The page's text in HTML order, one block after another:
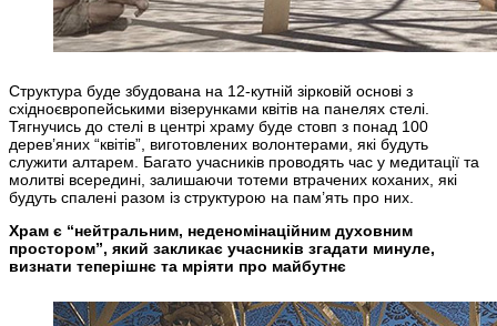
Структура буде збудована на 12-кутній зірковій основі з
східноєвропейськими візерунками квітів на панелях стелі.
Тягнучись до стелі в центрі храму буде стовп з понад 100
дерев’яних “квітів”, виготовлених волонтерами, які будуть
служити алтарем. Багато учасників проводять час у медитації та
молитві всередині, залишаючи тотеми втрачених коханих, які
будуть спалені разом із структурою на пам’ять про них.
Храм є “нейтральним, неденомінаційним духовним
простором”, який закликає учасників згадати минуле,
визнати теперішнє та мріяти про майбутнє